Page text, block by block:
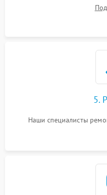
5.
Наши специалисты